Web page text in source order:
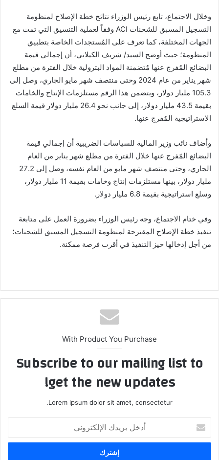
وخلال الاجتماع، تابع رئيس الوزراء نتائج خطة الإصلاح لمنظومة
التسجيل المسبق للشحنات ACI وفقاً لعملية التنسيق التي تمت مع
الجهات المختلفة، كما تعرف على المُستجدات الخاصة بتطبيق
المنظومة؛ حيث أوضح السيد/ شريف الكيلاني، أن إجمالي قيمة
البضائع المُفرج عنها مُتضمنة المواد البترولية خلال الفترة من مطلع
شهر يناير من عام 2024 وحتى منتصف شهر مايو الجاري، وصل إلى
105.3 مليار دولار، ويتضمن هذا الرقم مستلزمات الإنتاج والخامات
بقيمة 43.5 مليار دولار، إلى جانب نحو 26.4 مليار دولار قيمة السلع
الاستراتيجية المُفرج عنها.
وأضاف نائب وزير المالية للسياسات الضريبية أن إجمالي قيمة
البضائع المًفرج عنها خلال الفترة من مطلع شهر يناير من العام
الجاري، وحتى منتصف شهر مايو من العام نفسه، وصل إلى 27.2
مليار دولار، بينها مستلزمات إنتاج وخامات بقيمة 11 مليار دولار،
وسلع استراتيجية بقيمة 6.8 مليار دولار.
وفي ختام الاجتماع، وجه رئيس الوزراء بضرورة العمل على متابعة
تنفيذ خطة الإصلاح المقترحة لمنظومة التسجيل المسبق للشحنات؛
من أجل إدخالها حيز التنفيذ في أقرب فرصة ممكنة.
With Product You Purchase
Subscribe to our mailing list to
get the new updates!
Lorem ipsum dolor sit amet, consectetur.
بريدك
الإلكتروني